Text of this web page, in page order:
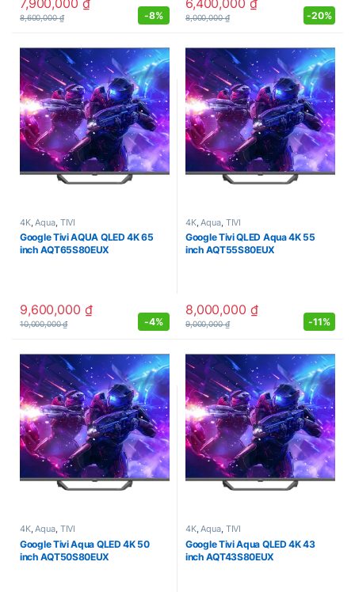
8,600,000₫ -8% 8,000,000₫ -20%
4K, Aqua, TIVI
Google Tivi AQUA QLED 4K 65
inch AQT65S80EUX
9,600,000 ₫
10,000,000₫ -4%
4K, Aqua, TIVI
Google Tivi QLED Aqua 4K 55
inch AQT55S80EUX
8,000,000 ₫
9,000,000₫ -11%
4K,Aqua, TIVI
Google Tivi Aqua QLED 4K 50
inch AQT50S80EUX
4K,Aqua, TIVI
Google Tivi Aqua QLED 4K 43
inch AQT43S80EUX